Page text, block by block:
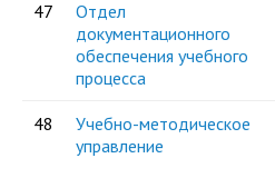
47
Отдел
документационного
обеспечения учебного
процесса
48
Учебно-методическое
управление